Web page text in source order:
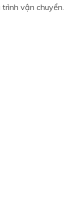
vận chuyển.